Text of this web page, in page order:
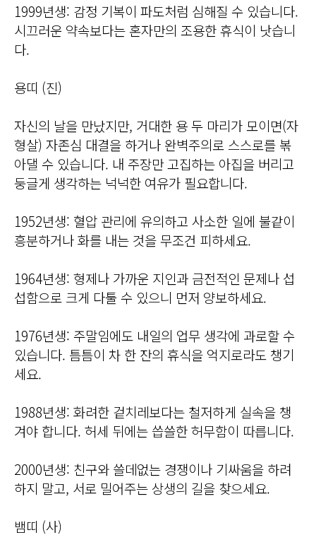
1999년생: 감정 기복이 파도처럼 심해질 수 있습니다.
시끄러운 약속보다는 혼자만의 조용한 휴식이 낫습니
다.
용띠 (진)
자신의 날을 만났지만, 거대한 용 두 마리가 모이면(자
형살) 자존심 대결을 하거나 완벽주의로 스스로를 볶
아댈 수 있습니다. 내 주장만 고집하는 아집을 버리고
둥글게 생각하는 넉넉한 여유가 필요합니다.
1952년생: 혈압 관리에 유의하고 사소한 일에 불같이
흥분하거나 화를 내는 것을 무조건 피하세요.
1964년생: 형제나 가까운 지인과 금전적인 문제나 섭
섭함으로 크게 다툴 수 있으니 먼저 양보하세요.
1976년생: 주말임에도 내일의 업무 생각에 과로할 수
있습니다. 틈틈이 차 한 잔의 휴식을 억지로라도 챙기
세요.
1988년생: 화려한 겉치레보다는 철저하게 실속을 챙
겨야 합니다. 허세 뒤에는 씁쓸한 허무함이 따릅니다.
2000년생: 친구와 쓸데없는 경쟁이나 기싸움을 하려
하지 말고, 서로 밀어주는 상생의 길을 찾으세요.
뱀띠 (사)